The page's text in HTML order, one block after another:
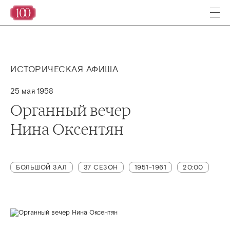
ИСТОРИЧЕСКАЯ АФИША
25 мая 1958
Органный вечер
Нина Оксентян
БОЛЬШОЙ ЗАЛ 37 СЕЗОН 1951-1961 20:00